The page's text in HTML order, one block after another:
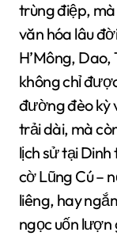
trùng điệp,
văn hóa lâu
H’Mông,
không chỉ
đường đèo kỳ
trải dài, mà
lịch sử tại
cờ Lũng Cú –
liêng, hay
ngọc uốn lượn